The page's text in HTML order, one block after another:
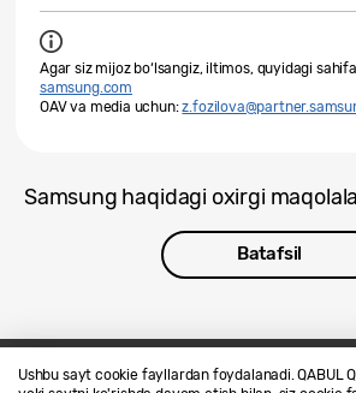
Ushbu sayt cookie fayllardan foydalanadi. QABUL
Agar siz mijoz bo‘lsangiz, iltimos, quyidagi
samsung.com
OAV va media uchun:
Samsung haqidagi oxirgi
Batafsil